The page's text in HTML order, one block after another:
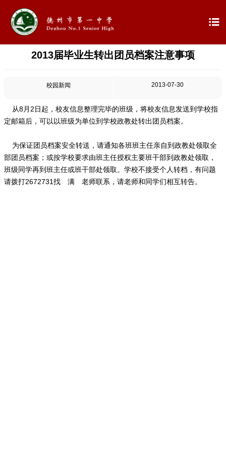

2013届毕业生转出团员档案注意事项
校园新闻 2013-07-30
从8月2日起，校友信息整理完毕的班级，将校友信息发送到学校指
定邮箱后，可以以班级为单位到学校政教处转出团员档案。
为保证团员档案安全转送，请通知各班班主任亲自到政教处领取全
部团员档案；或按学校要求由班主任授权主要班干部到政教处领取，
班级同学再到班主任或班干部处领取。学校不接受个人转档，有问题
请拨打2672731找 满 老师联系，请老师和同学们相互转告。
首页
学校概况
 信息公开
 最新公告
 校园新闻